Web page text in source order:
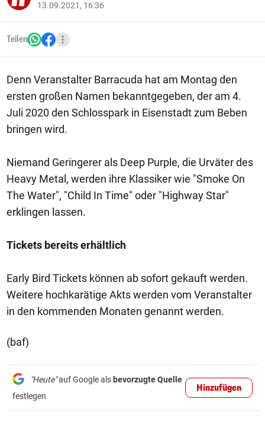
13.09.2021, 16:36
Teilen
Denn Veranstalter Barracuda hat am Montag den
ersten großen Namen bekanntgegeben, der am 4.
Juli 2020 den Schlosspark in Eisenstadt zum Beben
bringen wird.
Niemand Geringerer als Deep Purple, die Urväter des
Heavy Metal, werden ihre Klassiker wie "Smoke On
The Water", "Child In Time" oder "Highway Star"
erklingen lassen.
Tickets bereits erhältlich
Early Bird Tickets können ab sofort gekauft werden.
Weitere hochkarätige Akts werden vom Veranstalter
in den kommenden Monaten genannt werden.
(baf)
"Heute"auf Google als bevorzugte Quelle
festlegen
Hinzufügen